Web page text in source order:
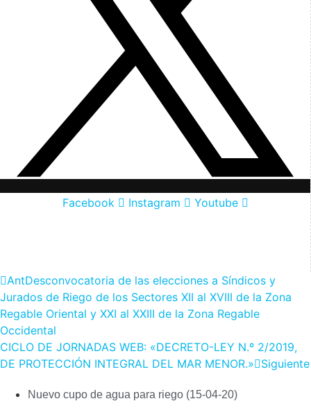
Facebook Instagram Youtube
AntDesconvocatoria de las elecciones a Síndicos y
Jurados de Riego de los Sectores XII al XVIII de la Zona
Regable Oriental y XXI al XXIII de la Zona Regable
Occidental
CICLO DE JORNADAS WEB: «DECRETO-LEY N.º 2/2019,
DE PROTECCIÓN INTEGRAL DEL MAR MENOR.» Siguiente
Nuevo cupo de agua para riego (15-04-20)